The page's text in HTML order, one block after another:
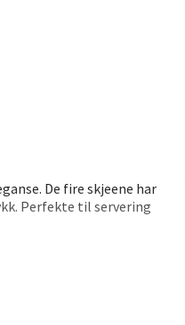
De fire skjeene har
Perfekte til servering
- Thon Senter